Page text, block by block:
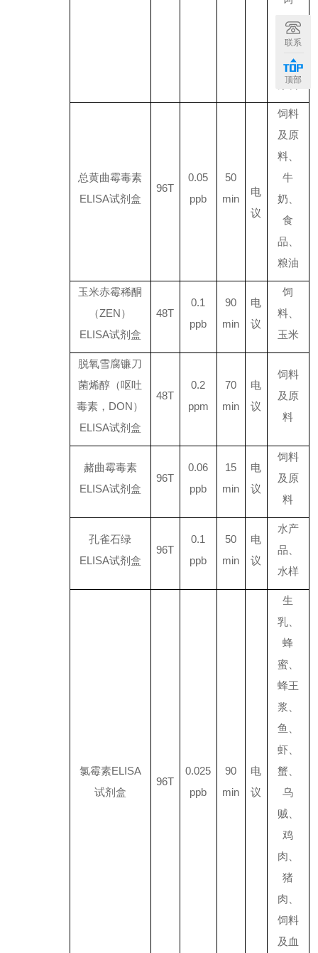
料、
油脂
及其
原料
总黄曲霉毒素
ELISA试剂盒
96T
0.05
ppb
50
min
电
议
饲料
及原
料、
牛
奶、
食
品、
粮油
玉米赤霉稀酮
（ZEN）
ELISA试剂盒
48T
0.1
ppb
90
min
电
议
饲
料、
玉米
脱氧雪腐镰刀
菌烯醇（呕吐
毒素， DON）
ELISA试剂盒
48T
0.2
ppm
70
min
电
议
饲料
及原
料
赭曲霉毒素
ELISA试剂盒
96T
0.06
ppb
15
min
电
议
饲料
及原
料
孔雀石绿
ELISA试剂盒
96T
0.1
ppb
50
min
电
议
水产
品、
水样
氯霉素ELISA
试剂盒
96T
0.025
ppb
90
min
电
议
生
乳、
蜂
蜜、
蜂王
浆、
鱼、
虾、
蟹、
乌
贼、
鸡
肉、
猪
肉、
饲料
及血
联系
顶部